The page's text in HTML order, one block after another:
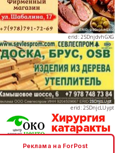
erid: 2SDnjdvhGXG
erid: 2SDnjcLUypt
erid: 2SDnjcrDNw6
Реклама на ForPost